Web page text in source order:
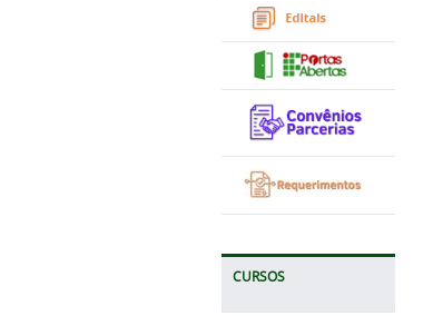
CURSOS